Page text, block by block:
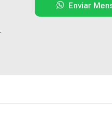
Enviar